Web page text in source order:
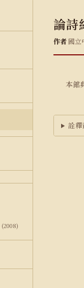
(2008)
論詩
作者 國立
本館
詮